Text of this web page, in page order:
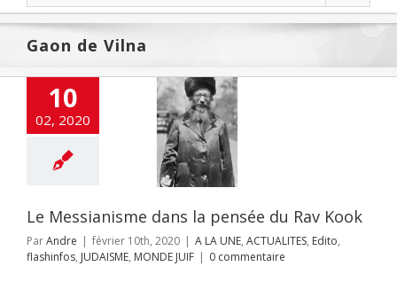
Gaon de Vilna
10
02, 2020
dans la
du Rav Kook
ACTUALITES
JUDAISME
Le Messianisme dans la pensée du Rav Kook
ParAndre | février 10th, 2020 | A LA UNE, ACTUALITES, Edito,
flashinfos, JUDAISME, MONDE JUIF | 0 commentaire